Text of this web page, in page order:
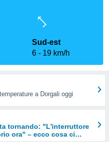
Sud-est
6
19 km/h
a Dorgali oggi
tornando: "L'interruttore
ora" – ecco cosa ci